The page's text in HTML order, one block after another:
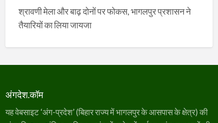
श्रावणी मेला और बाढ़ दोनों पर फोकस, भागलपुर प्रशासन ने
तैयारियों का लिया जायजा
अंगदेश.कॉम
यह वेबसाइट ‘अंग-प्रदेश’ (बिहार राज्य में भागलपुर के आसपास के क्षेत्र) की